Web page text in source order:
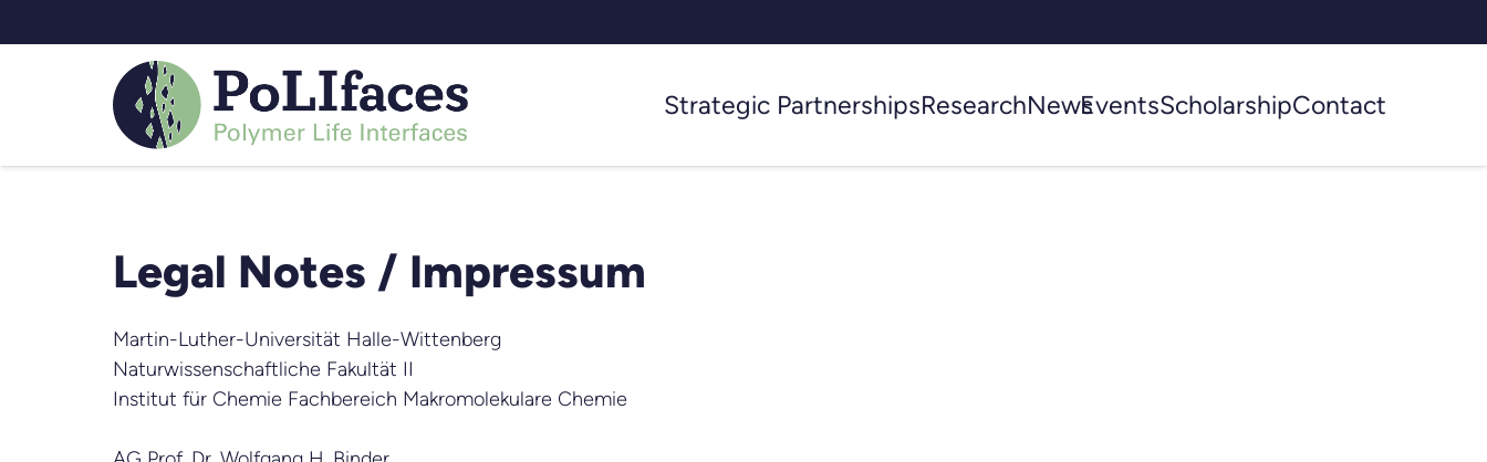
Strategic PartnershipsResearchNewsEventsScholarshipContact
Legal Notes / Impressum
Martin-Luther-Universität Halle-Wittenberg
Naturwissenschaftliche Fakultät II
Institut für Chemie Fachbereich Makromolekulare Chemie